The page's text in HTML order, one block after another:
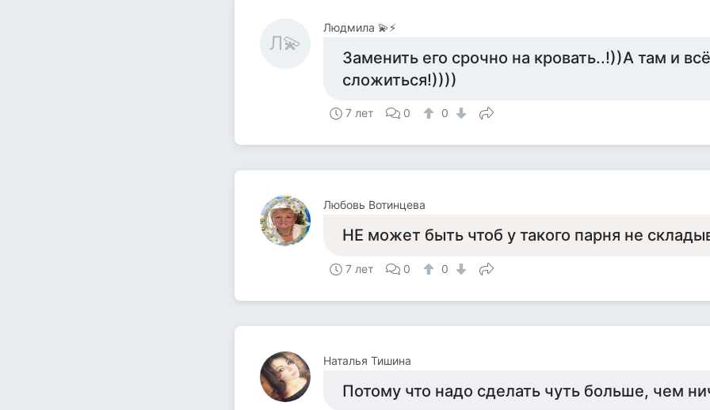
Л💫
Людмила 💫⚡
Заменить его срочно на кровать..!))А там и
сложиться!))))
7 лет 0 0
Любовь Вотинцева
НЕ может быть чтоб у такого парня не
7 лет 0 0
Наталья Тишина
Потому что надо сделать чуть больше, чем